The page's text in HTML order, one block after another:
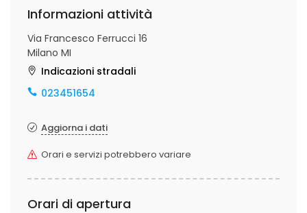
Informazioni attività
Via Francesco Ferrucci 16
Milano MI
Indicazioni stradali
023451654
Aggiorna i dati
Orari e servizi potrebbero variare
Orari di apertura